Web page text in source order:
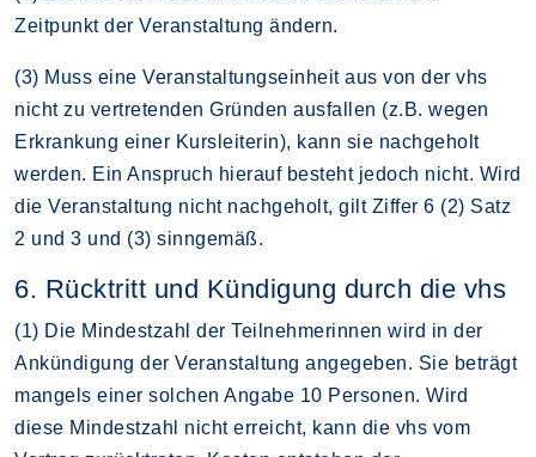
Zeitpunkt der Veranstaltung ändern.
(3) Muss eine Veranstaltungseinheit aus von der vhs
nicht zu vertretenden Gründen ausfallen (z.B. wegen
Erkrankung einer Kursleiterin), kann sie nachgeholt
werden. Ein Anspruch hierauf besteht jedoch nicht. Wird
die Veranstaltung nicht nachgeholt, gilt Ziffer 6 (2) Satz
2 und 3 und (3) sinngemäß.
6. Rücktritt und Kündigung durch die vhs
(1) Die Mindestzahl der Teilnehmerinnen wird in der
Ankündigung der Veranstaltung angegeben. Sie beträgt
mangels einer solchen Angabe 10 Personen. Wird
diese Mindestzahl nicht erreicht, kann die vhs vom